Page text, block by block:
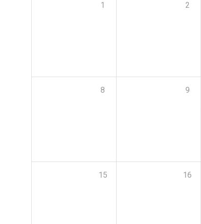
1 2
8 9
15 16